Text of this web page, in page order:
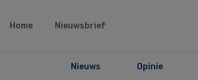
Home Nieuwsbrief
Nieuws Opinie